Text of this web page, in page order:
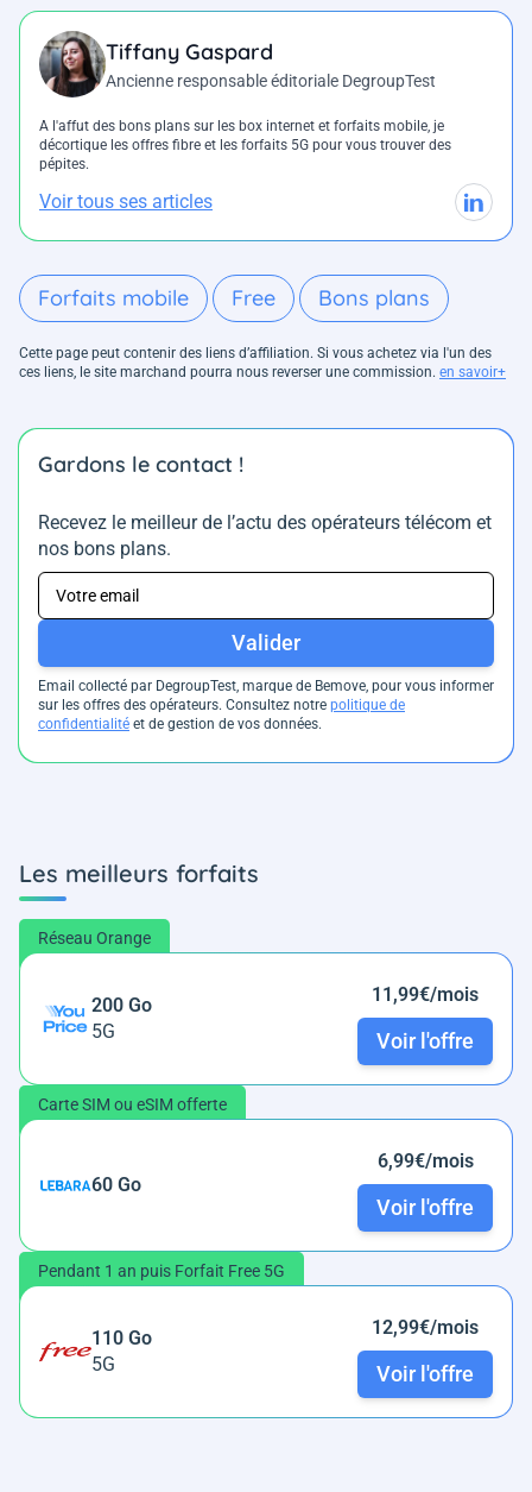
Tiffany Gaspard
Ancienne responsable éditoriale DegroupTest
A l'affut des bons plans sur les box internet et forfaits mobile, je
décortique les offres fibre et les forfaits 5G pour vous trouver des
pépites.
Voir tous ses articles
Forfaits mobile Free Bons plans
Cette page peut contenir des liens d’affiliation. Si vous achetez via l'un des
ces liens, le site marchand pourra nous reverser une commission. en savoir+
Gardons le contact !
Recevez le meilleur de l’actu des opérateurs télécom et
nos bons plans.
Valider
Email collecté par DegroupTest, marque de Bemove, pour vous informer
sur les offres des opérateurs. Consultez notre politique de
confidentialité et de gestion de vos données.
Les meilleurs forfaits
Réseau Orange
200 Go
5G
11,99€/mois
Voir l'offre
Carte SIM ou eSIM offerte
60 Go
6,99€/mois
Voir l'offre
Pendant 1 an puis Forfait Free 5G
110 Go
5G
12,99€/mois
Voir l'offre